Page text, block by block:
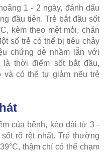
1 - 2 ngày, đánh dấu
đầu tiên. Trẻ bắt đầu sốt
kèm theo mệt mỏi, chán
số trẻ có thể bị tiêu chảy
chứng dễ nhầm lẫn với
thời điểm sốt bắt đầu,
và có thể tự giảm nếu trẻ
của bệnh, kéo dài từ 3 -
rõ rệt nhất. Trẻ thường
thậm chí có thể chạm